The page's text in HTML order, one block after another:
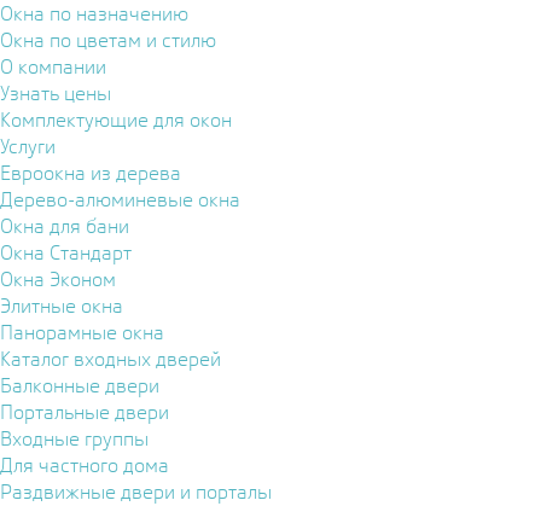
Окна по назначению
Окна по цветам и стилю
О компании
Узнать цены
Комплектующие для окон
Услуги
Евроокна из дерева
Дерево-алюминевые окна
Окна для бани
Окна Стандарт
Окна Эконом
Элитные окна
Панорамные окна
Каталог входных дверей
Балконные двери
Портальные двери
Входные группы
Для частного дома
Раздвижные двери и порталы